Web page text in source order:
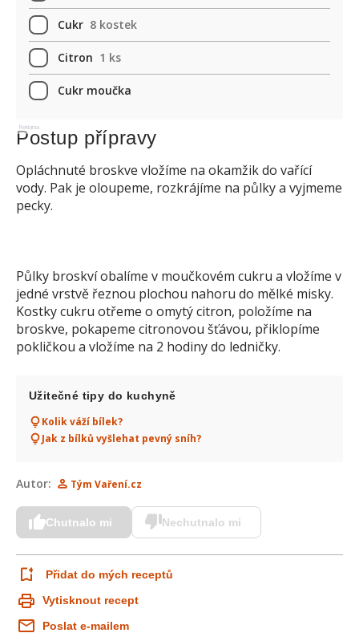
Cukr 8 kostek
Citron 1 ks
Cukr moučka
Reklama
Postup přípravy
Opláchnuté broskve vložíme na okamžik do vařící
vody. Pak je oloupeme, rozkrájíme na půlky a vyjmeme
pecky.
Půlky broskví obalíme v moučkovém cukru a vložíme v
jedné vrstvě řeznou plochou nahoru do mělké misky.
Kostky cukru otřeme o omytý citron, položíme na
broskve, pokapeme citronovou šťávou, přiklopíme
pokličkou a vložíme na 2 hodiny do ledničky.
Užitečné tipy do kuchyně
Kolik váží bílek?
Jak z bílků vyšlehat pevný sníh?
Autor: Tým Vaření.cz
Chutnalo mi Nechutnalo mi
Přidat do mých receptů
Vytisknout recept
Poslat e-mailem